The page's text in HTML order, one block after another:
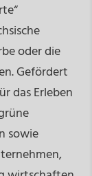
oder die
Gefördert
das Erleben
sowie